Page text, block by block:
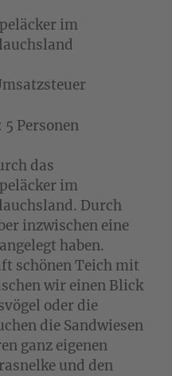
im
Personen
das
im
Durch
inzwischen eine
haben.
schönen Teich mit
wir einen Blick
oder die
die Sandwiesen
ganz eigenen
und den